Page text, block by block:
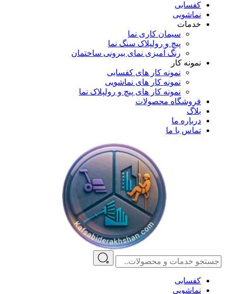
کفسابی
نماشویی
خدمات
سیمان کاری نما
پیچ و رولپلاک سنگ نما
رنگ آمیزی نمای بیرونی ساختمان
نمونه کار
نمونه کار های کفسابی
نمونه کار های نماشویی
نمونه کار های پیچ و رولپلاک نما
فروشگاه محصولات
بلاگ
درباره ما
تماس با ما
کفسابی
نماشویی